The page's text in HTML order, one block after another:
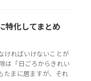
特化してまとめ
ければいけないことが
は「日ごろからきれい
たまに居ますが、それ